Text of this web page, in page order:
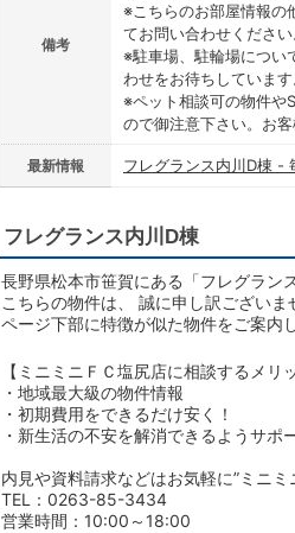
備考
※こちらのお部屋情報の
てお問い合わせください
※駐車場、駐輪場につい
わせをお待ちしています
※ペット相談可の物件や
ので御注意下さい。お
最新情報 フレグランス内川D棟 -
フレグランス内川D棟
長野県松本市笹賀にある「フレグラン
こちらの物件は、 誠に申し訳ございま
ページ下部に特徴が似た物件をご案内
【ミニミニＦＣ塩尻店に相談するメリ
・地域最大級の物件情報
・初期費用をできるだけ安く！
・新生活の不安を解消できるようサポ
内見や資料請求などはお気軽に”ミニミ
TEL：0263-85-3434
営業時間：10:00～18:00